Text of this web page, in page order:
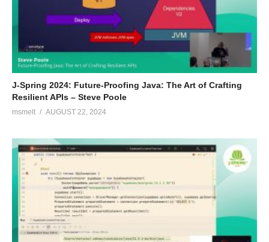
functionaliteit van Jenkins 2. De implementatie waaraan hij nu
werkt zal straks gebruikt gaan worden voor 200+ Java
applicaties binnen de Belastingdienst.
(Visited 179 times, 1 visits today)
J-Spring 2024: Future-Proofing Java: The Art of Crafting
Resilient APIs – Steve Poole
msmelt AUGUST 22, 2024